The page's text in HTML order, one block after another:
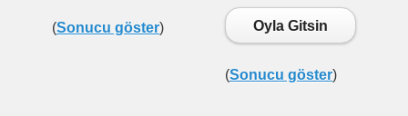
(Sonucu göster) Oyla Gitsin
(Sonucu göster)